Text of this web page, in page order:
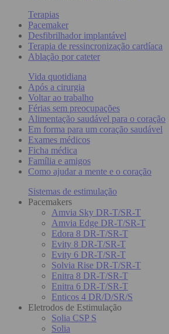
Terapias
Pacemaker
Desfibrilhador implantável
Terapia de ressincronização cardíaca
Ablação por cateter
Vida quotidiana
Após a cirurgia
Voltar ao trabalho
Férias sem preocupações
Alimentação saudável para o coração
Em forma para um coração saudável
Exames médicos
Ficha médica
Família e amigos
Como ajudar a mente e o coração
Sistemas de estimulação
Pacemakers
Amvia Sky DR-T/SR-T
Amvia Edge DR-T/SR-T
Edora 8 DR-T/SR-T
Evity 8 DR-T/SR-T
Evity 6 DR-T/SR-T
Solvia Rise DR-T/SR-T
Enitra 8 DR-T/SR-T
Enitra 6 DR-T/SR-T
Enticos 4 DR/D/SR/S
Eletrodos de Estimulação
Solia CSP S
Solia